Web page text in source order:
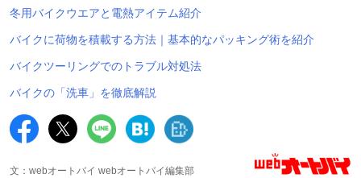
冬用バイクウエアと電熱アイテム紹介
バイクに荷物を積載する方法｜基本的なパッキング術を紹介
バイクツーリングでのトラブル対処法
バイクの「洗車」を徹底解説
文：webオートバイ webオートバイ編集部